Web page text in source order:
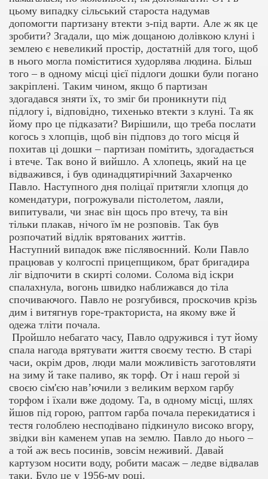
цьому випадку сільський староста надумав
допомогти партизану втекти з-під варти. Але ж як це
зробити? Згадали, що між дощаною долівкою клуні і
землею є невеликий простір, достатній для того, щоб
в нього могла поміститися худорлява людина. Більш
того – в одному місці цієї підлоги дошки були погано
закріплені. Таким чином, якщо б партизан
здогадався зняти їх, то зміг би проникнути під
підлогу і, відповідно, тихенько втекти з клуні. Та як
йому про це підказати? Вирішили, що треба послати
когось з хлопців, щоб він підповз до того місця й
похитав ці дошки – партизан помітить, здогадається
і втече. Так воно й вийшло. А хлопець, який на це
відважився, і був одинадцятирічний Захарченко
Павло. Наступного дня поліцаї притягли хлопця до
комендатури, погрожували пістолетом, лаяли,
випитували, чи знає він щось про втечу, та він
тільки плакав, нічого їм не розповів. Так був
розпочатий відлік врятованих життів.
Наступний випадок вже післявоєнний. Коли Павло
працював у колгоспі прицепщиком, брат бригадира
ліг відпочити в скирті соломи. Солома від іскри
спалахнула, вогонь швидко наближався до тіла
спочиваючого. Павло не розгубився, проскочив крізь
дим і витягнув горе-тракториста, на якому вже й
одежа тліти почала.
Пройшло небагато часу, Павло одружився і тут йому
спала нагода врятувати життя своєму тестю. В старі
часи, окрім дров, люди мали можливість заготовляти
на зиму й таке паливо, як торф. От і наш герой зі
своєю сім'єю нав’ючили з великим верхом гарбу
торфом і їхали вже додому. Та, в одному місці, шлях
йшов під горою, раптом гарба почала перекидатися і
тестя голоблею несподівано підкинуло високо вгору,
звідки він каменем упав на землю. Павло до нього –
а той аж весь посинів, зовсім неживий. Давай
картузом носити воду, робити масаж – ледве відвалав
таки. Було це у 1956-му році.